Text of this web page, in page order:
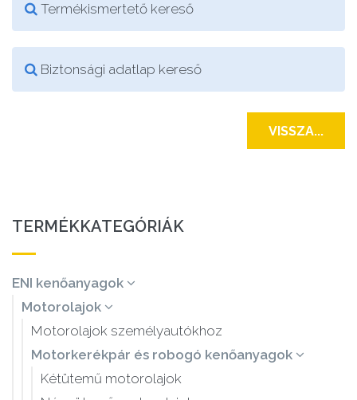
Termékismertető kereső
Biztonsági adatlap kereső
VISSZA...
TERMÉKKATEGÓRIÁK
ENI kenőanyagok
Motorolajok
Motorolajok személyautókhoz
Motorkerékpár és robogó kenőanyagok
Kétütemű motorolajok